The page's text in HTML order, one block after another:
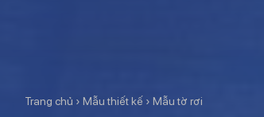
Trang chủ › Mẫu thiết kế › Mẫu tờ rơi